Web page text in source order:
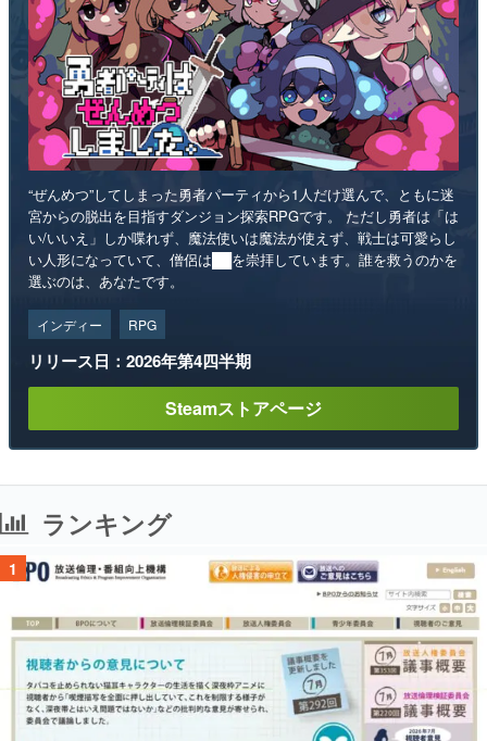
“ぜんめつ”してしまった勇者パーティから1人だけ選んで、ともに迷
宮からの脱出を目指すダンジョン探索RPGです。 ただし勇者は「は
い/いいえ」しか喋れず、魔法使いは魔法が使えず、戦士は可愛らし
い人形になっていて、僧侶は██を崇拝しています。誰を救うのかを
選ぶのは、あなたです。
インディー RPG
リリース日：2026年第4四半期
Steamストアページ
ランキング
1